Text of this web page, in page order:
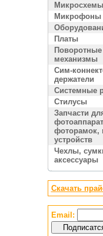
Микросхемы
Микрофоны
Платы
механизмы
Сим-
держатели
Системные
Стилусы
Запчасти
фоторамок,
устройств
Чехлы,
аксессуары
Скачать
Email: